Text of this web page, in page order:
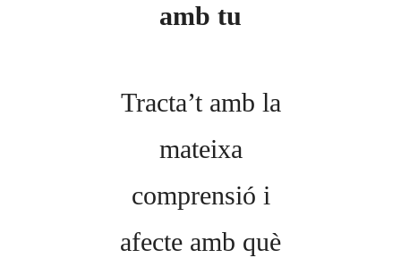
amb tu
Tracta’t amb la
mateixa
comprensió i
afecte amb què